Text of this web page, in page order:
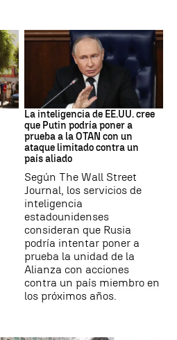
OTAN
La inteligencia de EE.UU. cree
que Putin podría poner a
prueba a la OTAN con un
ataque limitado contra un
país aliado
Según The Wall Street
Journal, los servicios de
inteligencia
estadounidenses
consideran que Rusia
podría intentar poner a
prueba la unidad de la
Alianza con acciones
contra un país miembro en
los próximos años.